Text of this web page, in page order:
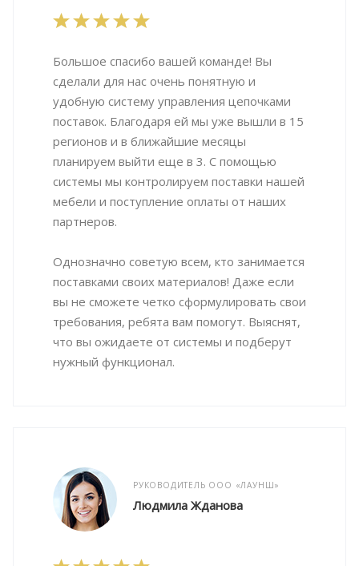
Большое спасибо вашей команде! Вы
сделали для нас очень понятную и
удобную систему управления цепочками
поставок. Благодаря ей мы уже вышли в 15
регионов и в ближайшие месяцы
планируем выйти еще в 3. С помощью
системы мы контролируем поставки нашей
мебели и поступление оплаты от наших
партнеров.
Однозначно советую всем, кто занимается
поставками своих материалов! Даже если
вы не сможете четко сформулировать свои
требования, ребята вам помогут. Выяснят,
что вы ожидаете от системы и подберут
нужный функционал.
РУКОВОДИТЕЛЬ ООО «ЛАУНШ»
Людмила Жданова